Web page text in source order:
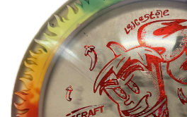
the
images
gallery